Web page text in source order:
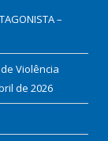
–
de Violência
de 2026